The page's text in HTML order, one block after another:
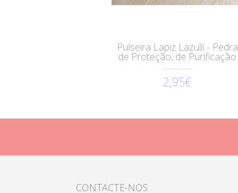
Pulseira Lapiz Lazulli - Pedra
de Proteção, de Purificação
2,95€
CONTACTE-NOS